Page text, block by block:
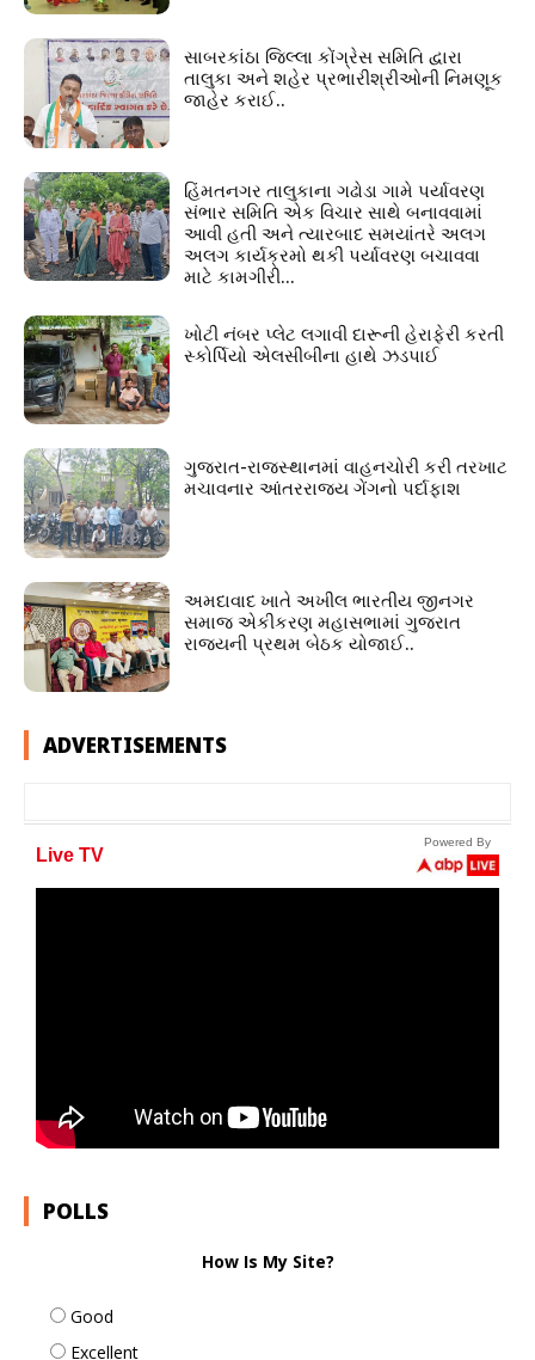
સાબરકાંઠા જિલ્લા કોંગ્રેસ સમિતિ દ્વારા
તાલુકા અને શહેર પ્રભારીશ્રીઓની નિમણૂક
જાહેર કરાઈ..
હિંમતનગર તાલુકાના ગઢોડા ગામે પર્યાવરણ
સંભાર સમિતિ એક વિચાર સાથે બનાવવામાં
આવી હતી અને ત્યારબાદ સમયાંતરે અલગ
અલગ કાર્યક્રમો થકી પર્યાવરણ બચાવવા
માટે કામગીરી...
ખોટી નંબર પ્લેટ લગાવી દારૂની હેરાફેરી કરતી
સ્કોર્પિયો એલસીબીના હાથે ઝડપાઈ
ગુજરાત-રાજસ્થાનમાં વાહનચોરી કરી તરખાટ
મચાવનાર આંતરરાજ્ય ગેંગનો પર્દાફાશ
અમદાવાદ ખાતે અખીલ ભારતીય જીનગર
સમાજ એકીકરણ મહાસભામાં ગુજરાત
રાજ્યની પ્રથમ બેઠક યોજાઈ..
ADVERTISEMENTS
POLLS
How Is My Site?
Good
Excellent